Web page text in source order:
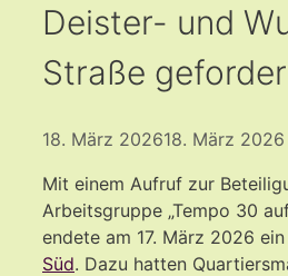
Deister- und
Straße
18. März 202618. März 2026
Mit einem Aufruf zur
Arbeitsgruppe „Tempo 30
endete am 17. März 2026
Süd. Dazu hatten